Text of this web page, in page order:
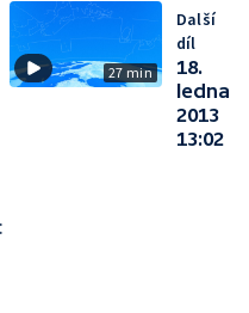
27 min
Další
díl
18.
ledna
2013
13:02